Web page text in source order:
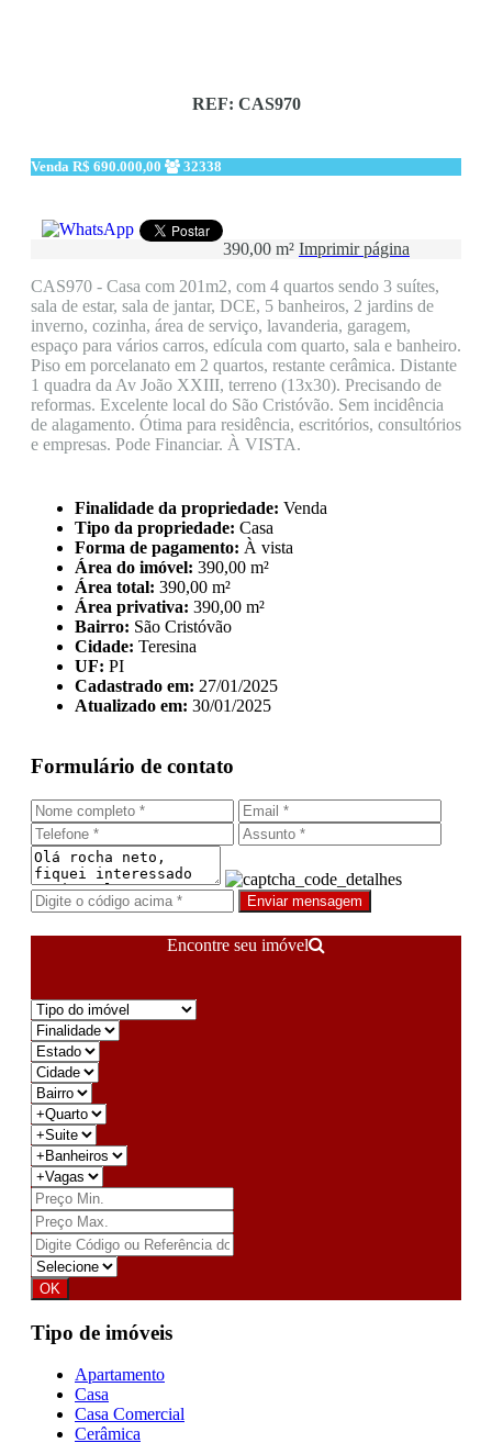
REF: CAS970
Venda R$ 690.000,00 32338
390,00 m² Imprimir página
CAS970 - Casa com 201m2, com 4 quartos sendo 3 suítes,
sala de estar, sala de jantar, DCE, 5 banheiros, 2 jardins de
inverno, cozinha, área de serviço, lavanderia, garagem,
espaço para vários carros, edícula com quarto, sala e banheiro.
Piso em porcelanato em 2 quartos, restante cerâmica. Distante
1 quadra da Av João XXIII, terreno (13x30). Precisando de
reformas. Excelente local do São Cristóvão. Sem incidência
de alagamento. Ótima para residência, escritórios, consultórios
e empresas. Pode Financiar. À VISTA.
Finalidade da propriedade: Venda
Tipo da propriedade: Casa
Forma de pagamento: À vista
Área do imóvel: 390,00 m²
Área total: 390,00 m²
Área privativa: 390,00 m²
Bairro: São Cristóvão
Cidade: Teresina
UF: PI
Cadastrado em: 27/01/2025
Atualizado em: 30/01/2025
Formulário de contato
Enviar mensagem
Encontre seu imóvel
Tipo de imóveis
Apartamento
Casa
Casa Comercial
Cerâmica